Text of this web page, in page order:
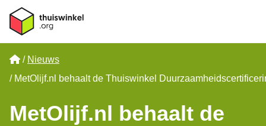
Home
Nieuws
MetOlijf.nl behaalt de Thuiswinkel
MetOlijf.nl behaalt de